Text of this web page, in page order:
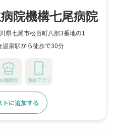
院機構七尾病院
県七尾市松百町八部3番地の1
温泉駅から徒歩で30分
自園調理 連絡アプリ
トに追加する